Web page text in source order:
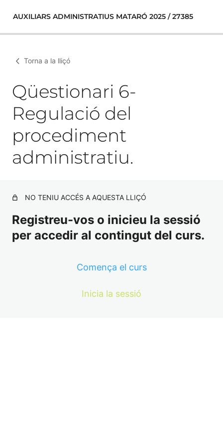
AUXILIARS ADMINISTRATIUS MATARÓ 2025 / 27385
Torna a la lliçó
Qüestionari 6-
Regulació del
procediment
administratiu.
NO TENIU ACCÉS A AQUESTA LLIÇÓ
Registreu-vos o inicieu la sessió
per accedir al contingut del curs.
Comença el curs
Inicia la sessió